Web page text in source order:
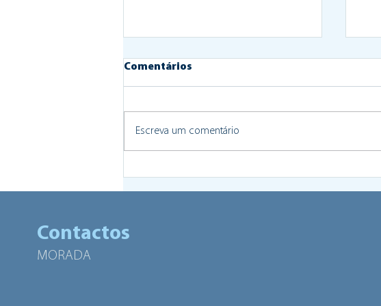
Comentários
Escreva um comentário
Contactos
MORADA